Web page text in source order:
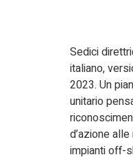
Sedici
italiano,
2023. Un
unitario
d’azione
impianti off-